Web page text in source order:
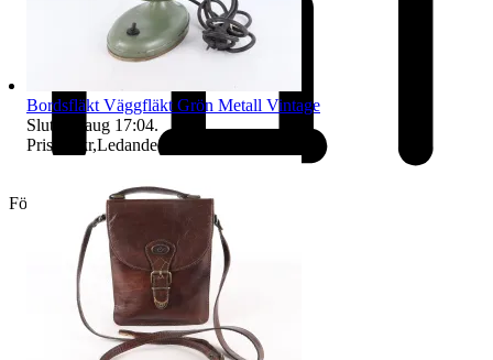
Företag
Bordsfläkt Väggfläkt Grön Metall Vintage
Sluttid
9 aug 17:04.
Pris:
46 kr,Ledande bud